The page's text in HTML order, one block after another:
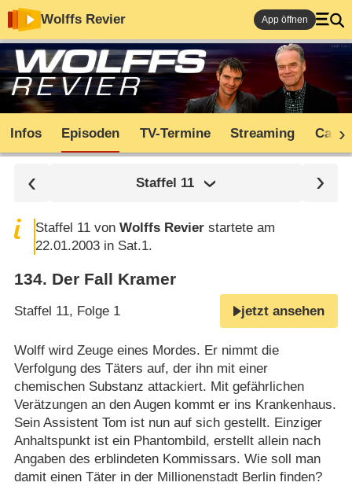
Wolffs Revier App öffnen
Infos Episoden TV-Termine Streaming Cast
Staffel 11
Staffel 11 vonWolffs Revier startete am
22.01.2003 in Sat.1.
134. Der Fall Kramer
Staffel 11, Folge 1 jetzt ansehen
Wolff wird Zeuge eines Mordes. Er nimmt die
Verfolgung des Täters auf, der ihn mit einer
chemischen Substanz attackiert. Mit gefährlichen
Verätzungen an den Augen kommt er ins Krankenhaus.
Sein Assistent Tom ist nun auf sich gestellt. Einziger
Anhaltspunkt ist ein Phantombild, erstellt allein nach
Angaben des erblindeten Kommissars. Wie soll man
damit einen Täter in der Millionenstadt Berlin finden?